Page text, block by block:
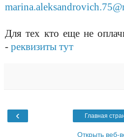
marina.aleksandrovich.75@
Для тех кто еще не
- реквизиты тут
‹ Главная
Открыть веб-